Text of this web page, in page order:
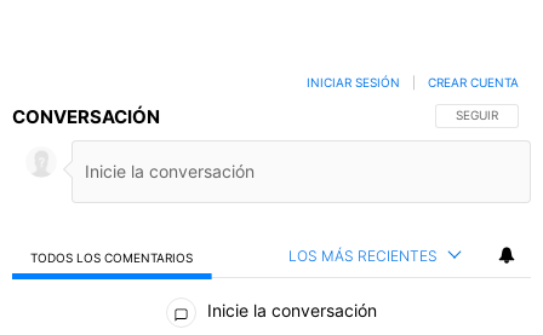
CONVERSACIÓN SIGA ESTA
SEGUIR
INICIAR SESIÓN CREAR CUENTA
TODOS LOS COMENTARIOS LOS MÁS RECIENTES
Todos los comentarios
Inicie la conversación